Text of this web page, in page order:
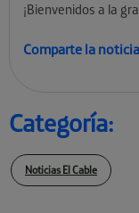
¡Bienvenidos a la
Comparte la
Categoría:
Noticias El Cable